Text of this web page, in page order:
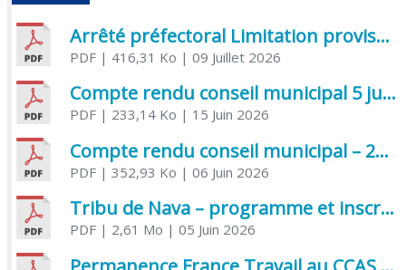
Arrêté préfectoral Limitation provisoire des usages de l’eau
PDF| 416,31 Ko | 09 Juillet 2026
Compte rendu conseil municipal 5 juin 2026 sénatoriale
PDF| 233,14 Ko | 15 Juin 2026
Compte rendu conseil municipal – 21 avril 2026
PDF| 352,93 Ko | 06 Juin 2026
Tribu de Nava – programme et inscriptions été 2026
PDF| 2,61 Mo | 05 Juin 2026